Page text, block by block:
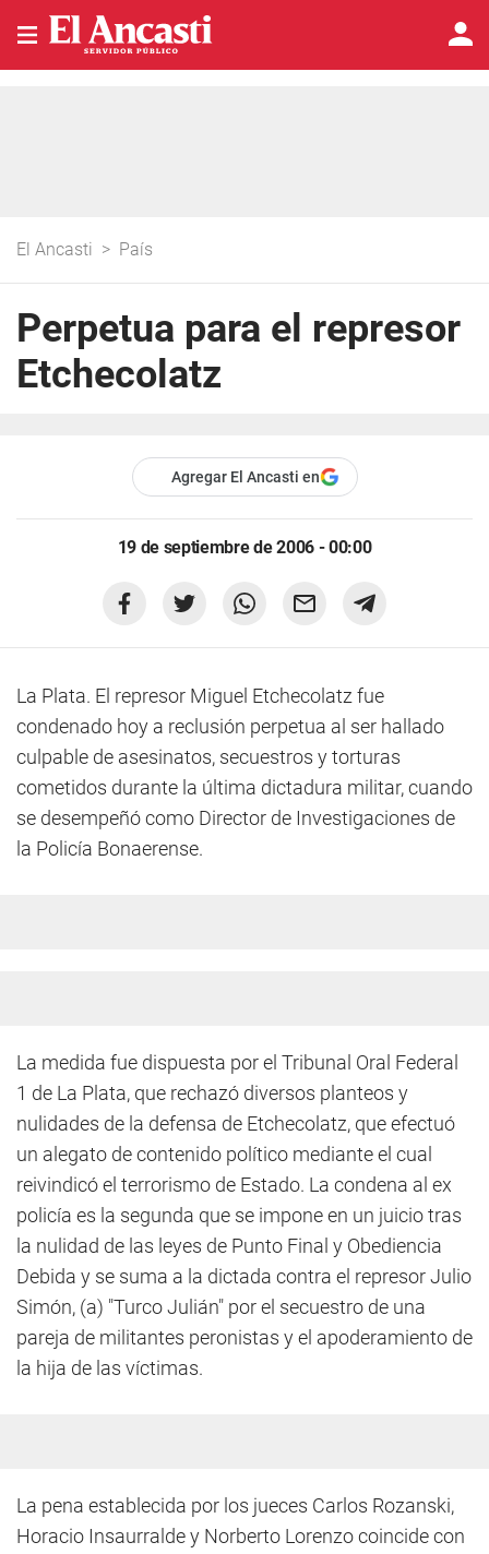
El Ancasti > País
Perpetua para el represor
Etchecolatz
Agregar El Ancasti en
19 de septiembre de 2006 - 00:00
La Plata. El represor Miguel Etchecolatz fue
condenado hoy a reclusión perpetua al ser hallado
culpable de asesinatos, secuestros y torturas
cometidos durante la última dictadura militar, cuando
se desempeñó como Director de Investigaciones de
la Policía Bonaerense.
La medida fue dispuesta por el Tribunal Oral Federal
1 de La Plata, que rechazó diversos planteos y
nulidades de la defensa de Etchecolatz, que efectuó
un alegato de contenido político mediante el cual
reivindicó el terrorismo de Estado. La condena al ex
policía es la segunda que se impone en un juicio tras
la nulidad de las leyes de Punto Final y Obediencia
Debida y se suma a la dictada contra el represor Julio
Simón, (a) "Turco Julián" por el secuestro de una
pareja de militantes peronistas y el apoderamiento de
la hija de las víctimas.
La pena establecida por los jueces Carlos Rozanski,
Horacio Insaurralde y Norberto Lorenzo coincide con